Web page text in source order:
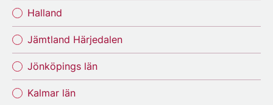
Halland
Jämtland Härjedalen
Jönköpings län
Kalmar län